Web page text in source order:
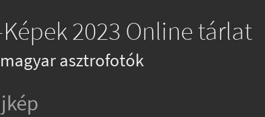
2023 Online tárlat
asztrofotók